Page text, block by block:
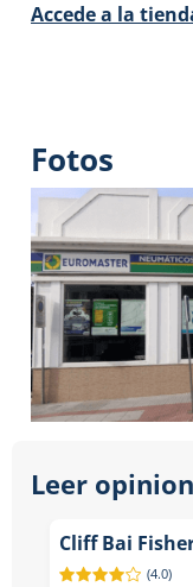
Accede a la
Fotos
Leer
Cliff Bai
(4.0)